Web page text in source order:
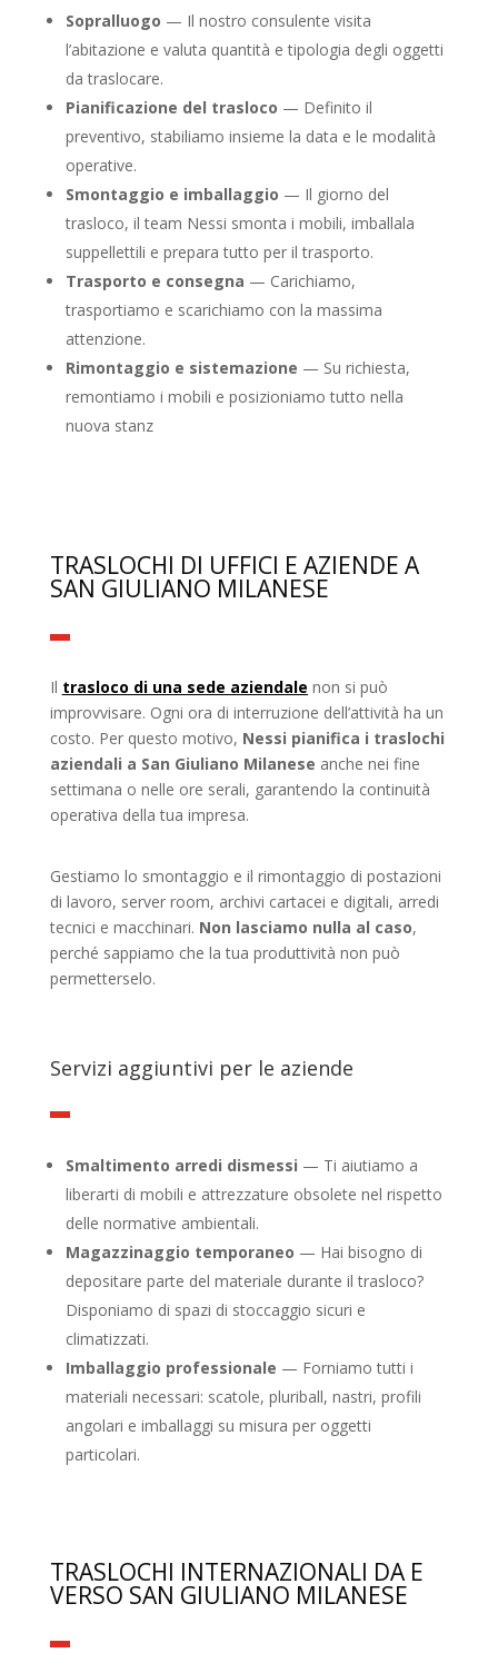
Sopralluogo — Il nostro consulente visita
l’abitazione e valuta quantità e tipologia degli oggetti
da traslocare.
Pianificazione del trasloco — Definito il
preventivo, stabiliamo insieme la data e le modalità
operative.
Smontaggio e imballaggio — Il giorno del
trasloco, il team Nessi smonta i mobili, imballala
suppellettili e prepara tutto per il trasporto.
Trasporto e consegna — Carichiamo,
trasportiamo e scarichiamo con la massima
attenzione.
Rimontaggio e sistemazione — Su richiesta,
remontiamo i mobili e posizioniamo tutto nella
nuova stanz
TRASLOCHI DI UFFICI E AZIENDE A
SAN GIULIANO MILANESE
Il trasloco di una sede aziendale non si può
improvvisare. Ogni ora di interruzione dell’attività ha un
costo. Per questo motivo, Nessi pianifica i traslochi
aziendali a San Giuliano Milanese anche nei fine
settimana o nelle ore serali, garantendo la continuità
operativa della tua impresa.
Gestiamo lo smontaggio e il rimontaggio di postazioni
di lavoro, server room, archivi cartacei e digitali, arredi
tecnici e macchinari. Non lasciamo nulla al caso,
perché sappiamo che la tua produttività non può
permetterselo.
Servizi aggiuntivi per le aziende
Smaltimento arredi dismessi — Ti aiutiamo a
liberarti di mobili e attrezzature obsolete nel rispetto
delle normative ambientali.
Magazzinaggio temporaneo — Hai bisogno di
depositare parte del materiale durante il trasloco?
Disponiamo di spazi di stoccaggio sicuri e
climatizzati.
Imballaggio professionale — Forniamo tutti i
materiali necessari: scatole, pluriball, nastri, profili
angolari e imballaggi su misura per oggetti
particolari.
TRASLOCHI INTERNAZIONALI DA E
VERSO SAN GIULIANO MILANESE